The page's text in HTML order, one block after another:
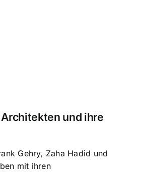
und ihre
Gehry, Zaha Hadid und
mit ihren